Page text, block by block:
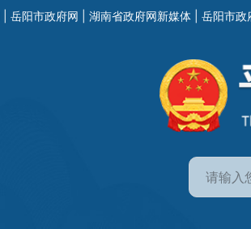
岳阳市政府网 湖南省政府网新媒体 岳阳市政